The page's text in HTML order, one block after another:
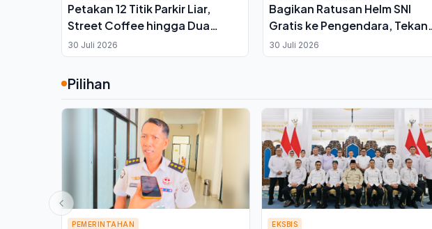
Petakan 12 Titik Parkir Liar,
Street Coffee hingga Dua
Rumah Sakit Jadi Sasaran
Penertiban
30 Juli 2026
Bagikan Ratusan Helm SNI
Gratis ke Pengendara, Tekan
Pelanggaran Lalu Lintas
30 Juli 2026
Pilihan
PEMERINTAHAN EKSBIS